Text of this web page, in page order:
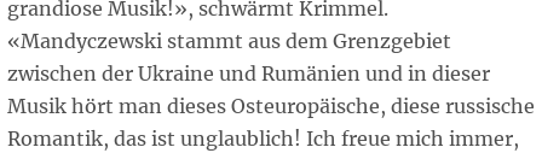
grandiose Musik!», schwärmt Krimmel.
«Mandyczewski stammt aus dem Grenzgebiet
zwischen der Ukraine und Rumänien und in dieser
Musik hört man dieses Osteuropäische, diese russische
Romantik, das ist unglaublich! Ich freue mich immer,